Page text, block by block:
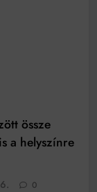
össze
a helyszínre
0